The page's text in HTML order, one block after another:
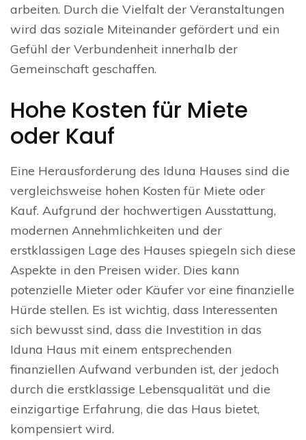
arbeiten. Durch die Vielfalt der Veranstaltungen
wird das soziale Miteinander gefördert und ein
Gefühl der Verbundenheit innerhalb der
Gemeinschaft geschaffen.
Hohe Kosten für Miete
oder Kauf
Eine Herausforderung des Iduna Hauses sind die
vergleichsweise hohen Kosten für Miete oder
Kauf. Aufgrund der hochwertigen Ausstattung,
modernen Annehmlichkeiten und der
erstklassigen Lage des Hauses spiegeln sich diese
Aspekte in den Preisen wider. Dies kann
potenzielle Mieter oder Käufer vor eine finanzielle
Hürde stellen. Es ist wichtig, dass Interessenten
sich bewusst sind, dass die Investition in das
Iduna Haus mit einem entsprechenden
finanziellen Aufwand verbunden ist, der jedoch
durch die erstklassige Lebensqualität und die
einzigartige Erfahrung, die das Haus bietet,
kompensiert wird.